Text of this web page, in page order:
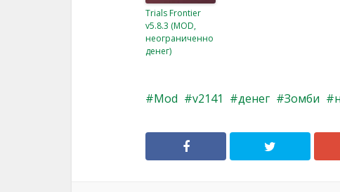
Trials Frontier
v5.8.3 (MOD,
неограниченно
денег)
Mod v2141 денег Зомби